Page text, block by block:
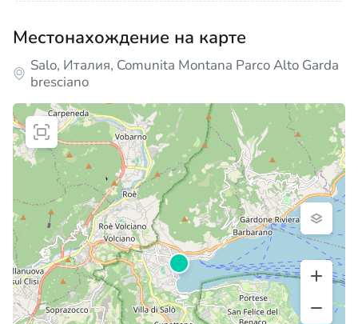
Местонахождение на карте
Salo, Италия, Comunita Montana Parco Alto Garda
bresciano